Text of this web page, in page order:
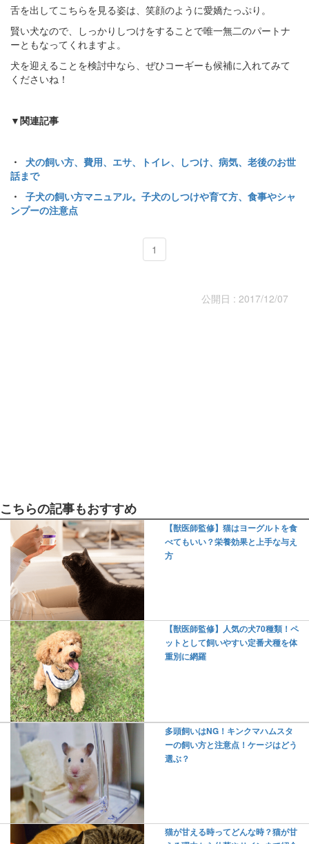
舌を出してこちらを見る姿は、笑顔のように愛嬌たっぷり。
賢い犬なので、しっかりしつけをすることで唯一無二のパートナ
ーともなってくれますよ。
犬を迎えることを検討中なら、ぜひコーギーも候補に入れてみて
くださいね！
▼関連記事
・ 犬の飼い方、費用、エサ、トイレ、しつけ、病気、老後のお世
話まで
・ 子犬の飼い方マニュアル。子犬のしつけや育て方、食事やシャ
ンプーの注意点
1
公開日 : 2017/12/07
こちらの記事もおすすめ
【獣医師監修】猫はヨーグルトを食
べてもいい？栄養効果と上手な与え
方
【獣医師監修】人気の犬70種類！ペ
ットとして飼いやすい定番犬種を体
重別に網羅
多頭飼いはNG！キンクマハムスタ
ーの飼い方と注意点！ケージはどう
選ぶ？
猫が甘える時ってどんな時？猫が甘